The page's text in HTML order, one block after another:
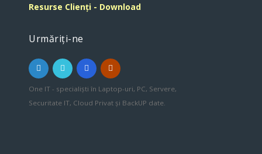
Resurse Clienți - Download
Urmăriți-ne
One IT - specialiști în Laptop-uri, PC, Servere,
Securitate IT, Cloud Privat și BackUP date.